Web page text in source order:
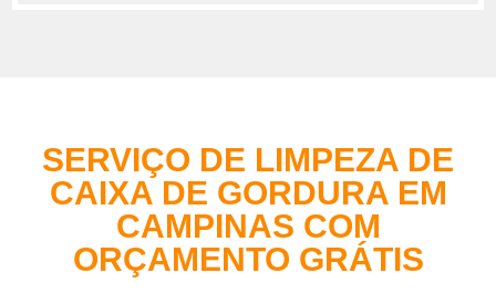
SERVIÇO DE LIMPEZA DE
CAIXA DE GORDURA EM
CAMPINAS COM
ORÇAMENTO GRÁTIS